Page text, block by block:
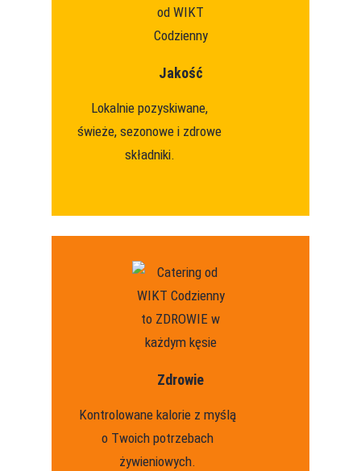
Jakość
Lokalnie pozyskiwane,
świeże, sezonowe i zdrowe
składniki.
Zdrowie
Kontrolowane kalorie z myślą
o Twoich potrzebach
żywieniowych.